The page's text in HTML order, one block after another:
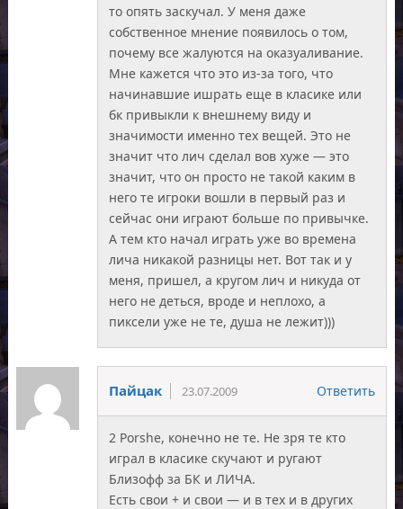
то опять заскучал. У меня даже
собственное мнение появилось о том,
почему все жалуются на оказуаливание.
Мне кажется что это из-за того, что
начинавшие ишрать еще в класике или
бк привыкли к внешнему виду и
значимости именно тех вещей. Это не
значит что лич сделал вов хуже — это
значит, что он просто не такой каким в
него те игроки вошли в первый раз и
сейчас они играют больше по привычке.
А тем кто начал играть уже во времена
лича никакой разницы нет. Вот так и у
меня, пришел, а кругом лич и никуда от
него не деться, вроде и неплохо, а
пиксели уже не те, душа не лежит)))
Пайцак 23.07.2009 Ответить
2 Porshe, конечно не те. Не зря те кто
играл в класике скучают и ругают
Близофф за БК и ЛИЧА.
Есть свои + и свои — и в тех и в других